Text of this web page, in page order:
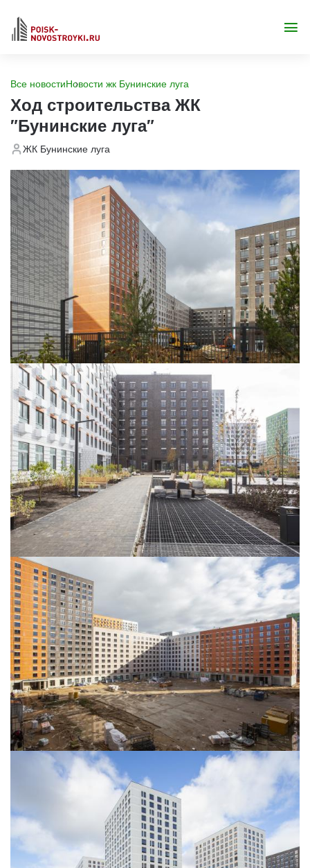
Все новостиНовости жк Бунинские луга
Ход строительства ЖК
"Бунинские луга"
ЖК Бунинские луга